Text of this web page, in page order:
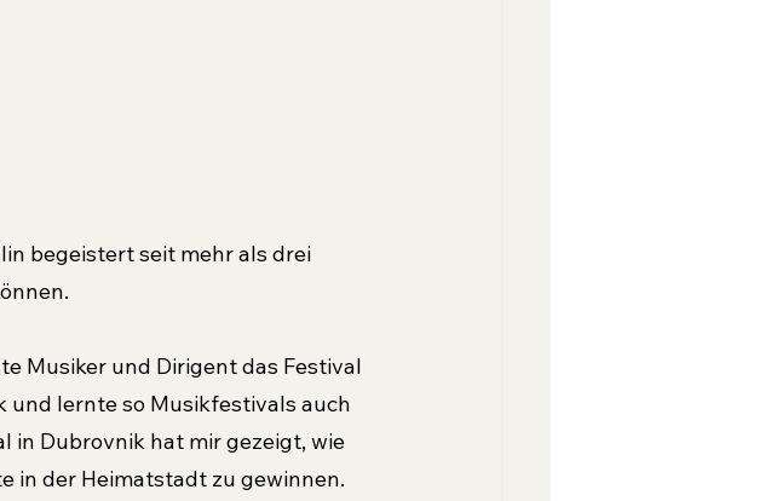
begeistert seit mehr als drei
Musiker und Dirigent das Festival
und lernte so Musikfestivals auch
in Dubrovnik hat mir gezeigt, wie
in der Heimatstadt zu gewinnen.